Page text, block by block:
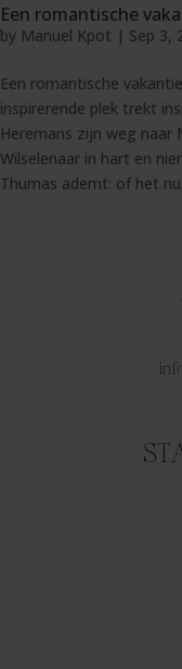
Een romantische
by Manuel Kpot | Sep 3,
Een romantische
inspirerende plek trekt
Heremans zijn weg naar
Wilselenaar in hart en
Thumas ademt: of het